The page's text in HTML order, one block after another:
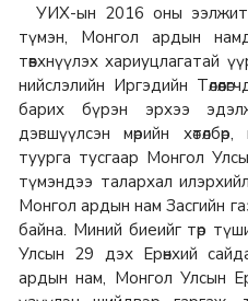
УИХ-ын 2016 оны ээлжит
түмэн, Монгол ардын намд
төвхнүүлэх хариуцлагатай
нийслэлийн Иргэдийн
барих бүрэн эрхээ
дэвшүүлсэн мөрийн
туурга тусгаар Монгол
түмэндээ талархал
Монгол ардын нам Засгийн
байна. Миний биеийг төр
Улсын 29 дэх Ерөнхий
ардын нам, Монгол Улсын